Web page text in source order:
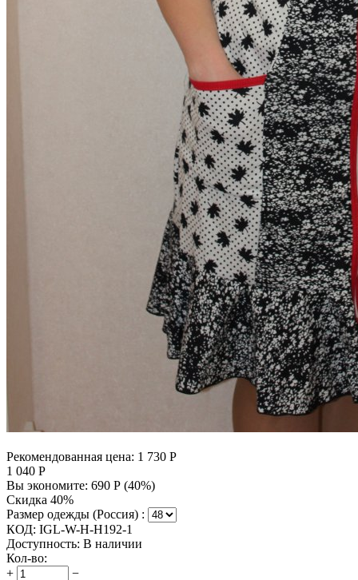
Рекомендованная цена: 1 730 Р
1 040 Р
Вы экономите: 690 Р (40%)
Скидка 40%
Размер одежды (Россия) :
КОД: IGL-W-H-H192-1
Доступность: В наличии
Кол-во:
+
−